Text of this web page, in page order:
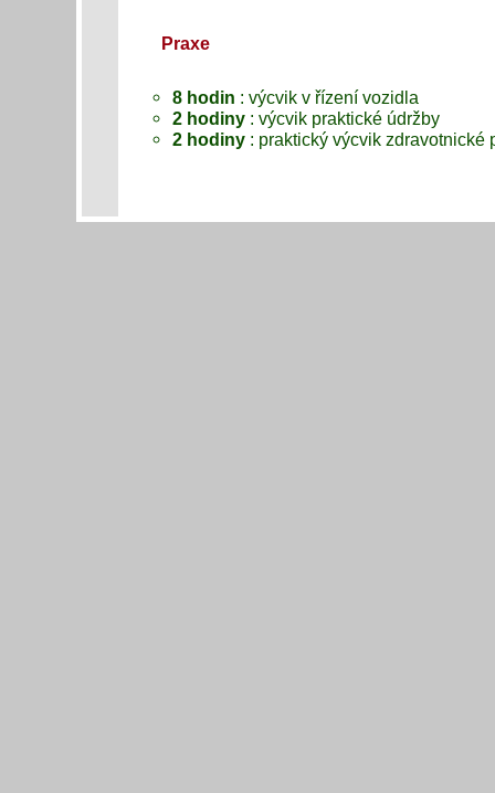
Praxe
8 hodin : výcvik v řízení vozidla
2 hodiny : výcvik praktické údržby
2 hodiny : praktický výcvik zdravotnické